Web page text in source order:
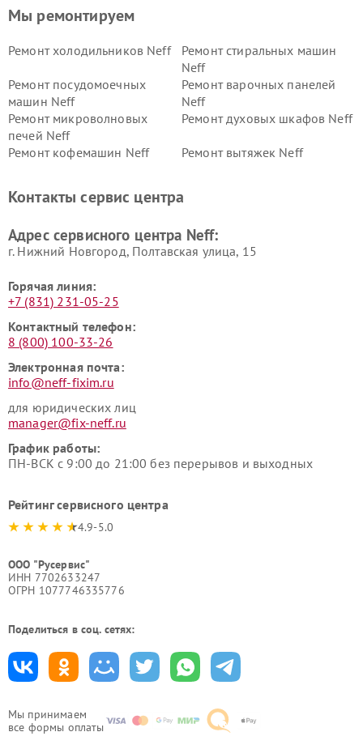
Мы принимаем
все формы оплаты
Мы ремонтируем
Ремонт холодильников Neff
Ремонт стиральных машин
Neff
Ремонт посудомоечных
машин Neff
Ремонт варочных панелей
Neff
Ремонт микроволновых
печей Neff
Ремонт духовых шкафов Neff
Ремонт кофемашин Neff Ремонт вытяжек Neff
Контакты сервис центра
Адрес сервисного центра Neff:
г. Нижний Новгород, Полтавская улица, 15
Горячая линия:
+7 (831) 231-05-25
Контактный телефон:
8 (800) 100-33-26
Электронная почта:
info@neff-fixim.ru
для юридических лиц
manager@fix-neff.ru
График работы:
ПН-ВСК с 9:00 до 21:00 без перерывов и выходных
Рейтинг сервисного центра
4.9-5.0
ООО "Русервис"
ИНН 7702633247
ОГРН 1077746335776
Поделиться в соц. сетях: